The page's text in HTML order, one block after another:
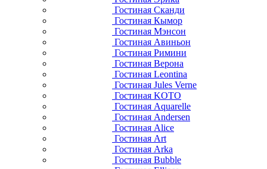
Гостиная Сканди
Гостиная Кымор
Гостиная Мэнсон
Гостиная Авиньон
Гостиная Римини
Гостиная Верона
Гостиная Leontina
Гостиная Jules Verne
Гостиная KOTO
Гостиная Aquarelle
Гостиная Andersen
Гостиная Alice
Гостиная Art
Гостиная Arka
Гостиная Bubble